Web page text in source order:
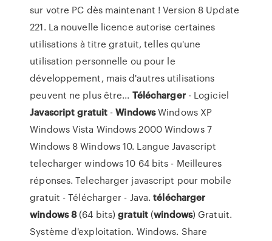
sur votre PC dès maintenant ! Version 8 Update
221. La nouvelle licence autorise certaines
utilisations à titre gratuit, telles qu'une
utilisation personnelle ou pour le
développement, mais d'autres utilisations
peuvent ne plus être... Télécharger- Logiciel
Javascript gratuit -WindowsWindows XP
Windows Vista Windows 2000 Windows 7
Windows 8 Windows 10. Langue Javascript
telecharger windows 10 64 bits - Meilleures
réponses. Telecharger javascript pour mobile
gratuit - Télécharger - Java.télécharger
windows8(64 bits)gratuit (windows) Gratuit.
Système d'exploitation. Windows. Share